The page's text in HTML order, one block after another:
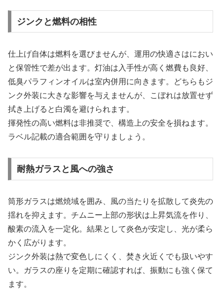
ジンクと燃料の相性
仕上げ自体は燃料を選びませんが、運用の快適さはにおい
と保管性で差が出ます。灯油は入手性が高く燃費も良好、
低臭パラフィンオイルは室内併用に向きます。どちらもジ
ンク外装に大きな影響を与えませんが、こぼれは放置せず
拭き上げると白濁を避けられます。
揮発性の高い燃料は非推奨で、構造上の安全を損ねます。
ラベル記載の適合範囲を守りましょう。
耐熱ガラスと風への強さ
筒形ガラスは燃焼域を囲み、風の当たりを拡散して炎先の
揺れを抑えます。チムニー上部の形状は上昇気流を作り、
酸素の流入を一定化。結果として炎色が安定し、光が柔ら
かく広がります。
ジンク外装は熱で変色しにくく、焚き火近くでも扱いやす
い。ガラスの座りを定期に確認すれば、振動にも強く保て
ます。